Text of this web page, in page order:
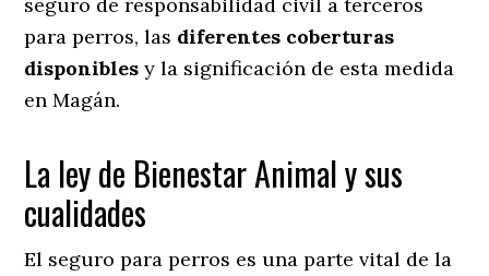
para perros, las diferentes coberturas
disponibles y la significación de esta medida
en Magán.
La ley de Bienestar Animal y sus
cualidades
El seguro para perros es una parte vital de la